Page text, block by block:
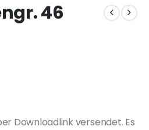
46
Downloadlink versendet. Es